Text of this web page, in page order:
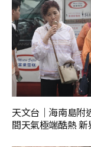
天文台｜海南島附
間天氣極端酷熱